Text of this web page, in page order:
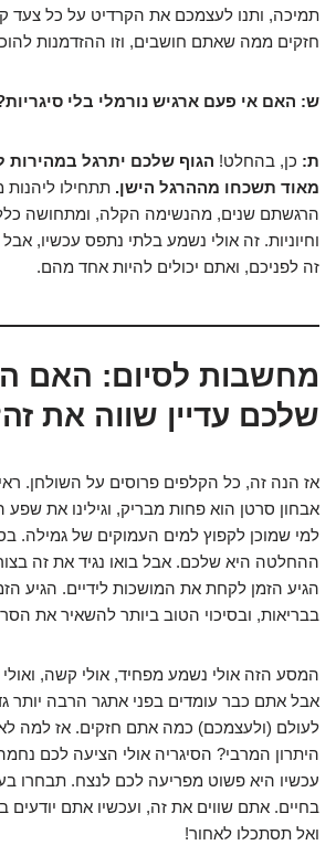
תמיכה, ותנו לעצמכם את הקרדיט על כל צעד
חזקים ממה שאתם חושבים, וזו ההזדמנות
ש: האם אי פעם ארגיש נורמלי בלי
ת: כן, בהחלט! הגוף שלכם יתרגל
מאוד תשכחו מההרגל הישן. תתחילו
הרגשתם שנים, מהנשימה הקלה, ומתחושה
וחיוניות. זה אולי נשמע בלתי נתפס עכשיו,
זה לפניכם, ואתם יכולים להיות אחד מהם.
מחשבות לסיום: האם
שלכם עדיין שווה את
אז הנה זה, כל הקלפים פרוסים על השולחן.
אבחון סרטן הוא פחות מבריק, וגילינו את שפע
למי שמוכן לקפוץ למים העמוקים של גמילה.
ההחלטה היא שלכם. אבל בואו נגיד את זה
הגיע הזמן לקחת את המושכות לידיים. הגיע
בבריאות, ובסיכוי הטוב ביותר להשאיר את
המסע הזה אולי נשמע מפחיד, אולי קשה,
אבל אתם כבר עומדים בפני אתגר הרבה יותר
לעולם (ולעצמכם) כמה אתם חזקים. אז למה
היתרון המרבי? הסיגריה אולי הציעה לכם
עכשיו היא פשוט מפריעה לכם לנצח. תבחרו
בחיים. אתם שווים את זה, ועכשיו אתם יודעים
ואל תסתכלו לאחור!